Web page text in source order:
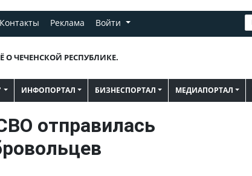
Контакты Реклама Войти
О ЧЕЧЕНСКОЙ РЕСПУБЛИКЕ.
ИНФОПОРТАЛ БИЗНЕСПОРТАЛ МЕДИАПОРТАЛ
отправилась